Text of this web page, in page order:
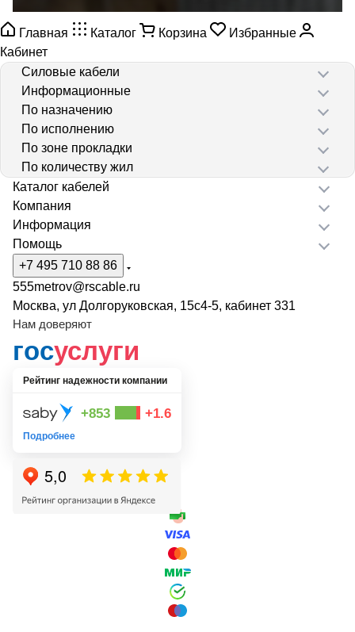
Главная Каталог Корзина
Избранные
Кабинет
Силовые кабели
Информационные
По назначению
По исполнению
По зоне прокладки
По количеству жил
Каталог кабелей
Компания
Информация
Помощь
+7 495 710 88 86
555metrov@rscable.ru
Москва, ул Долгоруковская, 15с4-5, кабинет 331
Нам доверяют
госуслуги
Рейтинг надежности компании
+853 +1.6
Подробнее